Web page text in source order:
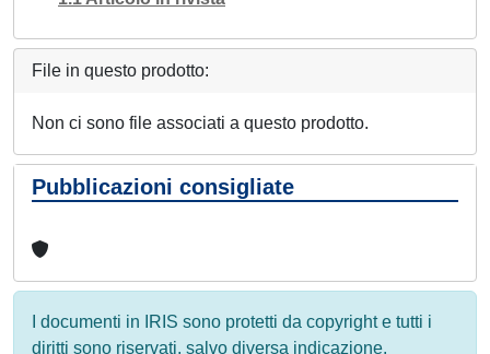
File in questo prodotto:
Non ci sono file associati a questo prodotto.
Pubblicazioni consigliate
I documenti in IRIS sono protetti da copyright e tutti i
diritti sono riservati, salvo diversa indicazione.